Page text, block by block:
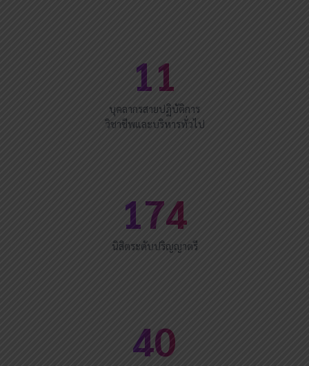
11
บุคลากรสายปฏิบัติการ
วิชาชีพและบริหารทั่วไป
174
นิสิตระดับปริญญาตรี
40